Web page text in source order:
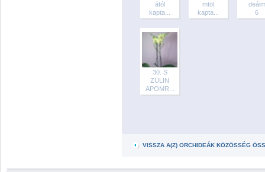
ától
kapta...
mtöl
kapta...
deáim
6
30. S
ZÜLIN
APOMR...
VISSZA A(Z) ORCHIDEÁK KÖZÖSSÉG